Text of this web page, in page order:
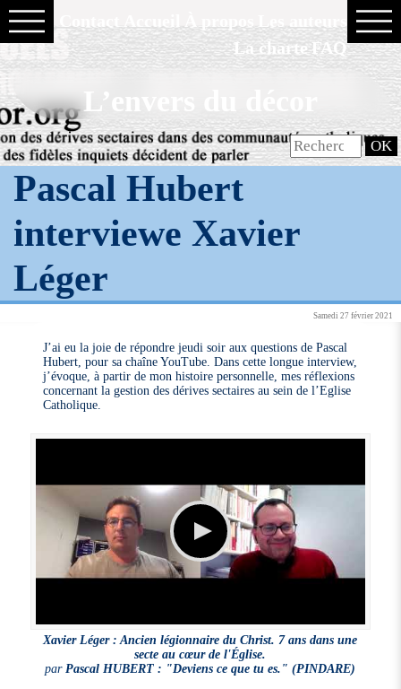
La charte FAQ
L’envers du décor
Pascal Hubert
interviewe Xavier
Léger
Samedi 27 février 2021
J’ai eu la joie de répondre jeudi soir aux questions de Pascal
Hubert, pour sa chaîne YouTube. Dans cette longue interview,
j’évoque, à partir de mon histoire personnelle, mes réflexions
concernant la gestion des dérives sectaires au sein de l’Eglise
Catholique.
Xavier Léger : Ancien légionnaire du Christ. 7 ans dans une
secte au cœur de l'Église.
parPascal HUBERT : "Deviens ce que tu es." (PINDARE)